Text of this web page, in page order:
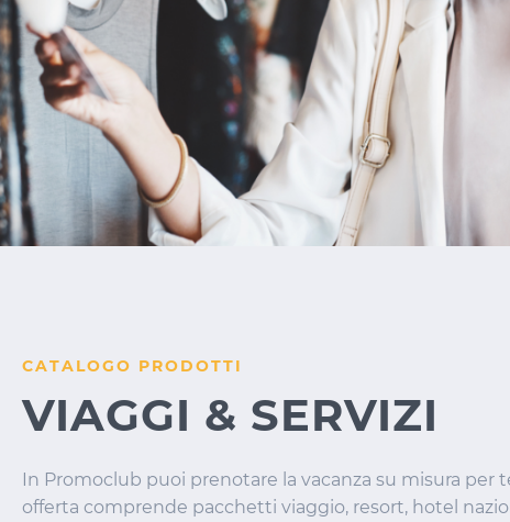
CATALOGO PRODOTTI
VIAGGI & SERVIZI
In Promoclub puoi prenotare la vacanza su misura per
offerta comprende pacchetti viaggio, resort, hotel